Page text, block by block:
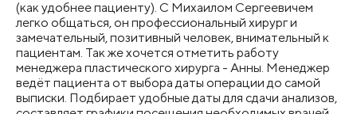
(как удобнее пациенту). С Михаилом Сергеевичем
легко общаться, он профессиональный хирург и
замечательный, позитивный человек, внимательный к
пациентам. Так же хочется отметить работу
менеджера пластического хирурга - Анны. Менеджер
ведёт пациента от выбора даты операции до самой
выписки. Подбирает удобные даты для сдачи анализов,